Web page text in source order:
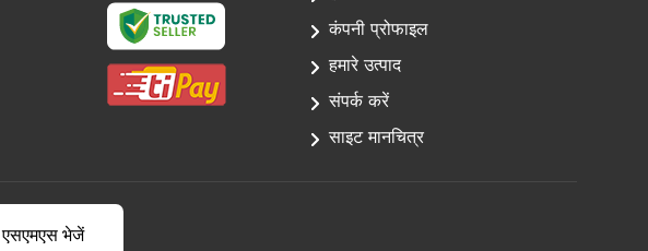
कंपनी प्रोफाइल
हमारे उत्पाद
संपर्क करें
साइट मानचित्र
एसएमएस भेजें